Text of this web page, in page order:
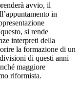
avvio, il
in
si rende
interpreti della
la formazione di un
di questi anni
maggiore
riformista.